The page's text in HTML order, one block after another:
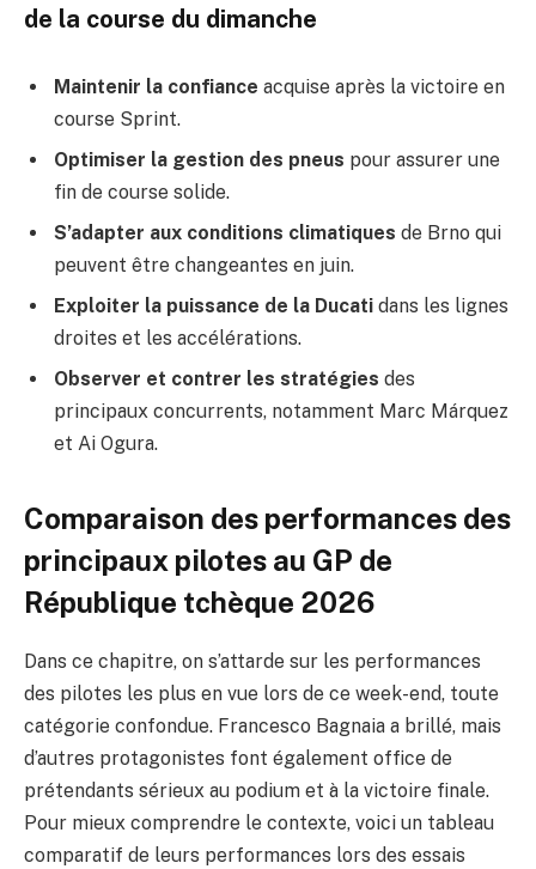
de la course du dimanche
Maintenir la confiance acquise après la victoire en
course Sprint.
Optimiser la gestion des pneus pour assurer une
fin de course solide.
S’adapter aux conditions climatiques de Brno qui
peuvent être changeantes en juin.
Exploiter la puissance de la Ducati dans les lignes
droites et les accélérations.
Observer et contrer les stratégies des
principaux concurrents, notamment Marc Márquez
et Ai Ogura.
Comparaison des performances des
principaux pilotes au GP de
République tchèque 2026
Dans ce chapitre, on s’attarde sur les performances
des pilotes les plus en vue lors de ce week-end, toute
catégorie confondue. Francesco Bagnaia a brillé, mais
d’autres protagonistes font également office de
prétendants sérieux au podium et à la victoire finale.
Pour mieux comprendre le contexte, voici un tableau
comparatif de leurs performances lors des essais